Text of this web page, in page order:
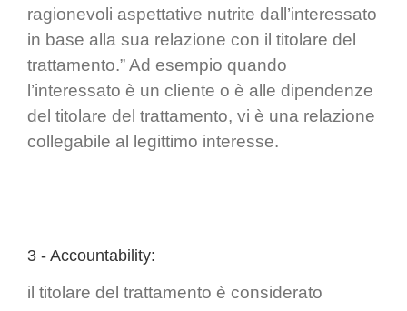
ragionevoli aspettative nutrite dall’interessato
in base alla sua relazione con il titolare del
trattamento.” Ad esempio quando
l’interessato è un cliente o è alle dipendenze
del titolare del trattamento, vi è una relazione
collegabile al legittimo interesse.
3 - Accountability:
il titolare del trattamento è considerato